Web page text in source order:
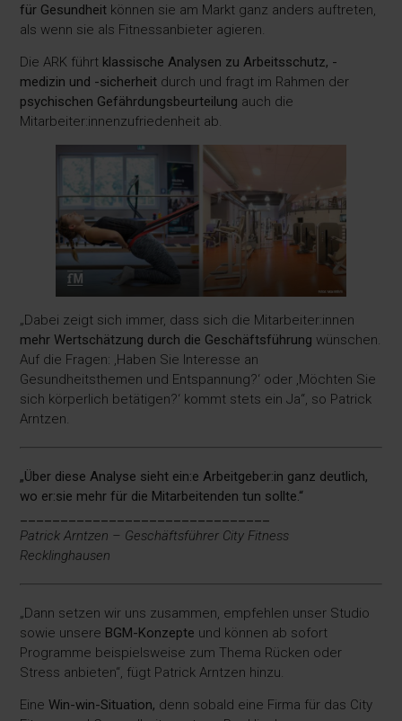
für Gesundheit können sie am Markt ganz anders auftreten,
als wenn sie als Fitnessanbieter agieren.
Die ARK führt klassische Analysen zu Arbeitsschutz, -
medizin und -sicherheit durch und fragt im Rahmen der
psychischen Gefährdungsbeurteilung auch die
Mitarbeiter:innenzufriedenheit ab.
„Dabei zeigt sich immer, dass sich die Mitarbeiter:innen
mehr Wertschätzung durch die Geschäftsführung wünschen.
Auf die Fragen: ‚Haben Sie Interesse an
Gesundheitsthemen und Entspannung?‘ oder ‚Möchten Sie
sich körperlich betätigen?‘ kommt stets ein Ja“, so Patrick
Arntzen.
„Über diese Analyse sieht ein:e Arbeitgeber:in ganz deutlich,
wo er:sie mehr für die Mitarbeitenden tun sollte.“
Patrick Arntzen – Geschäftsführer City Fitness
Recklinghausen
„Dann setzen wir uns zusammen, empfehlen unser Studio
sowie unsere BGM-Konzepte und können ab sofort
Programme beispielsweise zum Thema Rücken oder
Stress anbieten“, fügt Patrick Arntzen hinzu.
EineWin-win-Situation, denn sobald eine Firma für das City